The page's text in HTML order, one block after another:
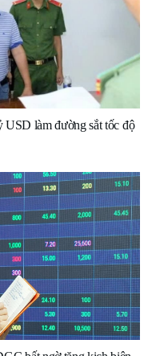
USD làm đường sắt tốc độ